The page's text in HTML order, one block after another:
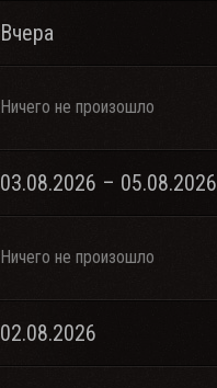
Вчера
Ничего не произошло
03.08.2026 – 05.08.2026
Ничего не произошло
02.08.2026